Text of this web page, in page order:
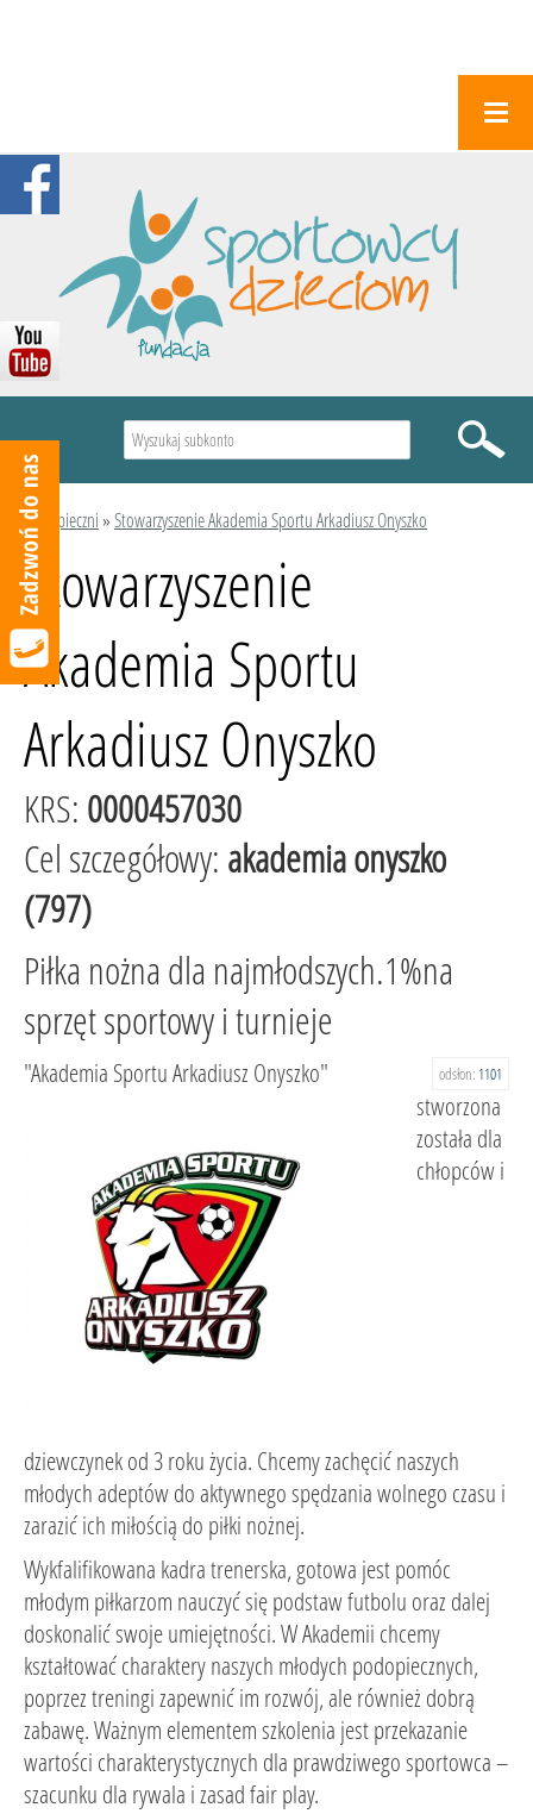
Podopieczni»Stowarzyszenie Akademia Sportu Arkadiusz Onyszko
Stowarzyszenie
Akademia Sportu
Arkadiusz Onyszko
KRS: 0000457030
Cel szczegółowy: akademia onyszko
(797)
Piłka nożna dla najmłodszych.1%na
sprzęt sportowy i turnieje
odsłon: 1101
"Akademia Sportu Arkadiusz Onyszko"
stworzona
została dla
chłopców i
dziewczynek od 3 roku życia. Chcemy zachęcić naszych
młodych adeptów do aktywnego spędzania wolnego czasu i
zarazić ich miłością do piłki nożnej.
Wykfalifikowana kadra trenerska, gotowa jest pomóc
młodym piłkarzom nauczyć się podstaw futbolu oraz dalej
doskonalić swoje umiejętności. W Akademii chcemy
kształtować charaktery naszych młodych podopiecznych,
poprzez treningi zapewnić im rozwój, ale również dobrą
zabawę. Ważnym elementem szkolenia jest przekazanie
wartości charakterystycznych dla prawdziwego sportowca –
szacunku dla rywala i zasad fair play.